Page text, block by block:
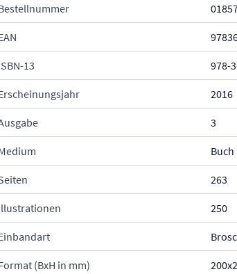
13 978-
2016
3
Buch
263
250
(BxH in mm)